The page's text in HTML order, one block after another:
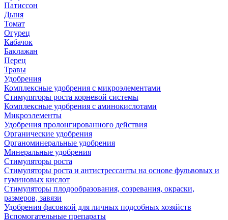
Патиссон
Дыня
Томат
Огурец
Кабачок
Баклажан
Перец
Травы
Удобрения
Комплексные удобрения с микроэлементами
Стимуляторы роста корневой системы
Комплексные удобрения с аминокислотами
Микроэлементы
Удобрения пролонгированного действия
Органические удобрения
Органоминеральные удобрения
Минеральные удобрения
Стимуляторы роста
Стимуляторы роста и антистрессанты на основе фульвовых и
гуминовых кислот
Стимуляторы плодообразования, созревания, окраски,
размеров, завязи
Удобрения фасовкой для личных подсобных хозяйств
Вспомогательные препараты